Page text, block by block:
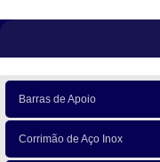
Barras de Apoio
Corrimão de Aço Inox